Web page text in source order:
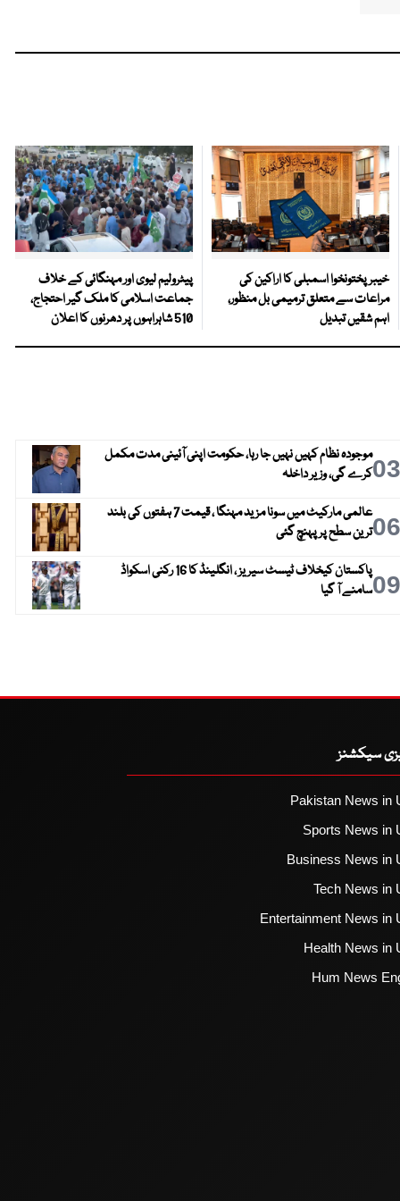
خیبرپختونخوا اسمبلی کا اراکین کی
مراعات سے متعلق ترمیمی بل منظور،
اہم شقیں تبدیل
پیٹرولیم لیوی اور مہنگائی کے خلاف
جماعت اسلامی کا ملک گیر احتجاج،
510 شاہراہوں پر دھرنوں کا اعلان
03موجودہ نظام کہیں نہیں جا رہا، حکومت اپنی آئینی مدت مکمل
کرے گی، وزیر داخلہ
06
عالمی مارکیٹ میں سونا مزید مہنگا ، قیمت 7 ہفتوں کی بلند
ترین سطح پر پہنچ گئی
09
پاکستان کیخلاف ٹیسٹ سیریز ، انگلینڈ کا 16 رکنی اسکواڈ
سامنے آ گیا
سیکشنز
Pakistan News in
Sports News in
Business News in
Tech News in
Entertainment News in
Health News in
Hum News